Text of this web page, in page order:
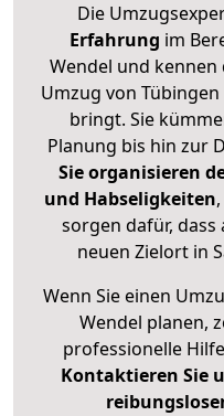
Die
Erfahrung im
Wendel und
Umzug von
bringt. Sie
Planung bis hin zur
Sie organisieren
und Habseligkeiten
sorgen dafür,
neuen Zielort in
Wenn Sie einen
Wendel planen,
professionelle
Kontaktieren Sie